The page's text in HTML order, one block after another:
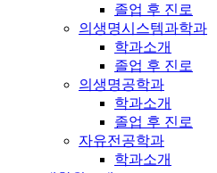
졸업 후 진로
의생명시스템과학과
학과소개
졸업 후 진로
의생명공학과
학과소개
졸업 후 진로
자유전공학과
학과소개